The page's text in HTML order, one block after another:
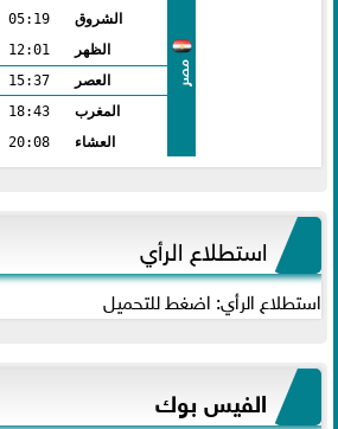
مصر
الشروق
05:19
الظهر
12:01
العصر
15:37
المغرب
18:43
العشاء
20:08
استطلاع الرأي
استطلاع الرأي: اضغط للتحميل
الفيس بوك